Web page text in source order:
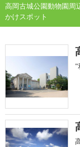
高岡古城公園動物園周
かけスポット
"